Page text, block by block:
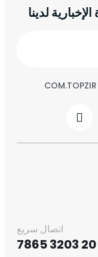
لدينا
COM.TOPZIR
اتصال سريع